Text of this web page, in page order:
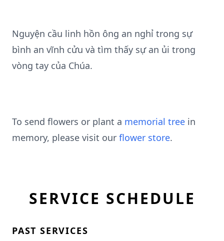
Nguyện cầu linh hồn ông an nghỉ trong sự
bình an vĩnh cửu và tìm thấy sự an ủi trong
vòng tay của Chúa.
To send flowers or plant a memorial tree in
memory, please visit our flower store.
SERVICE SCHEDULE
PAST SERVICES